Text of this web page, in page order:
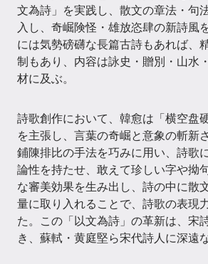
文為詩」を実践し、散文の章法・句
入し、奇崛険怪・雄放恣肆の新詩風
には気勢磅礴な長篇古詩もあれば、
制もあり、内容は詠史・贈別・山水
材に及ぶ。
詩歌創作において、韓愈は「横空盘
を主張し、言葉の奇崛と意象の斬新
鋪陳排比の手法を巧みに用い、詩歌
論性を持たせ、敢えて珍しい字や拗
な審美効果を生み出し、詩の中に散
量に取り入れることで、詩歌の表現
た。この「以文為詩」の革新は、宋
き、蘇軾・黄庭堅ら宋代詩人に深遠